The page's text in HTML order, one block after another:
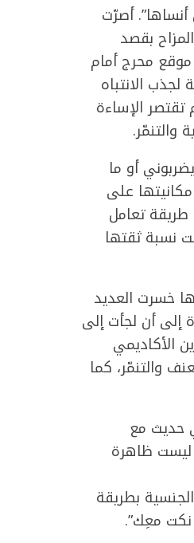
أصرّت
بقصد
محرج أمام
الانتباه
تقتصر الإساءة
أو ما
على
طريقة تعامل
نسبة ثقتها
خسرت العديد
إلى أن لجأت إلى
الأكاديمي
والتنمّر، كما
حديث مع
ليست ظاهرة
بطريقة
نكت معِك”.